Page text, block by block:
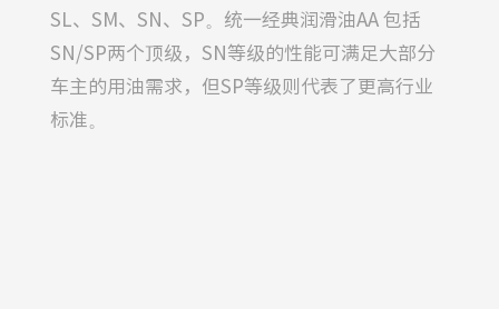
SL、SM、SN、SP。统一经典润滑油AA 包括
SN/SP两个顶级，SN等级的性能可满足大部分
车主的用油需求，但SP等级则代表了更高行业
标准。